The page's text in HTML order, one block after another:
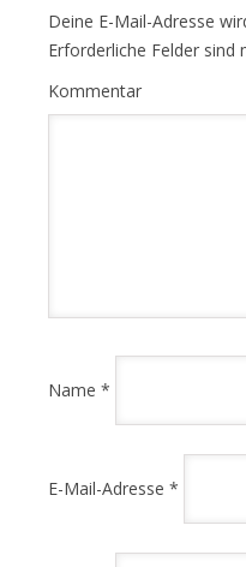
Deine E-Mail-Adresse
Erforderliche Felder sind
Kommentar
Name *
E-Mail-Adresse *